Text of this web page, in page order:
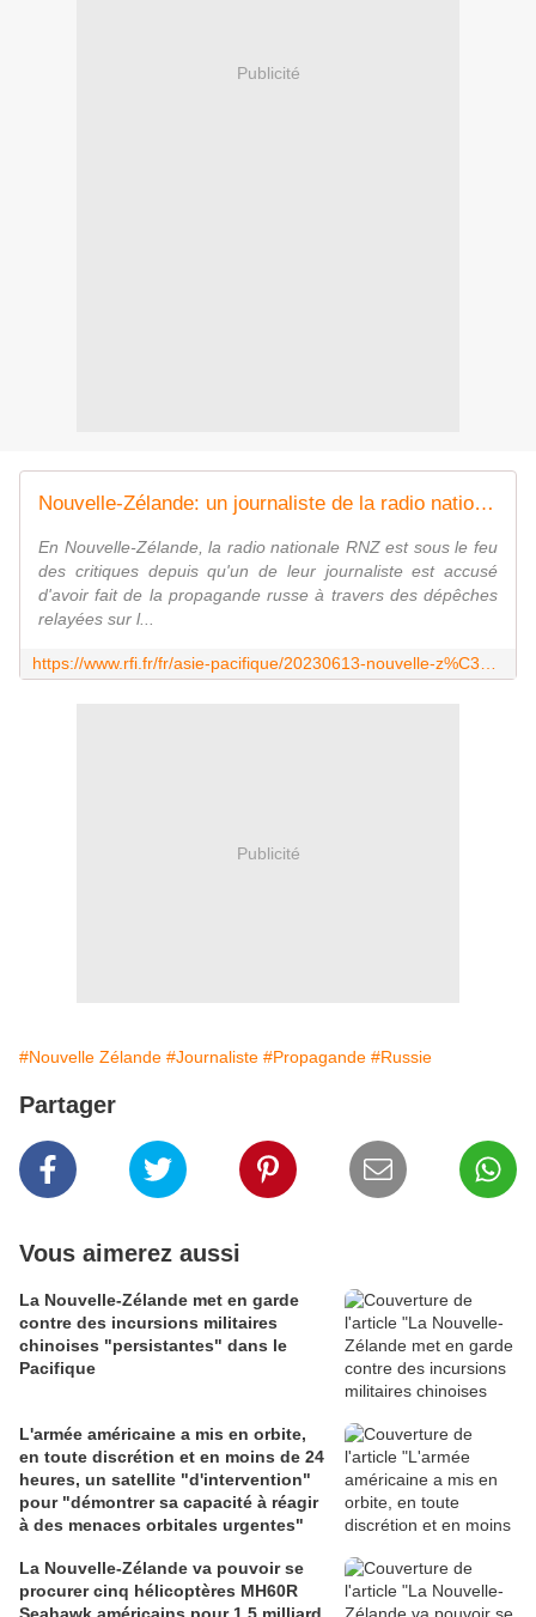
Publicité
Nouvelle-Zélande: un journaliste de la radio nationale accusé d'avoir relayé de la propagande russe
En Nouvelle-Zélande, la radio nationale RNZ est sous le feu
des critiques depuis qu'un de leur journaliste est accusé
d'avoir fait de la propagande russe à travers des dépêches
relayées sur l...
Publicité
#Nouvelle Zélande #Journaliste #Propagande #Russie
Partager
Vous aimerez aussi
La Nouvelle-Zélande met en garde
contre des incursions militaires
chinoises "persistantes" dans le
Pacifique
L'armée américaine a mis en orbite,
en toute discrétion et en moins de 24
heures, un satellite "d'intervention"
pour "démontrer sa capacité à réagir
à des menaces orbitales urgentes"
La Nouvelle-Zélande va pouvoir se
procurer cinq hélicoptères MH60R